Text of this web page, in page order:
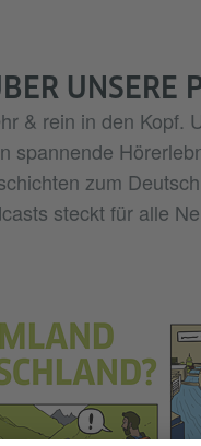
UNSERE
& rein in den Kopf.
spannende
zum
steckt für alle